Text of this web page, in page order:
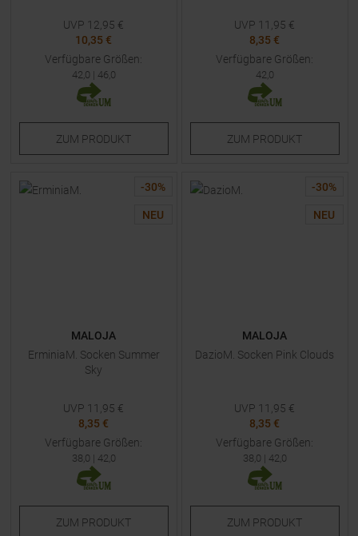
UVP 12,95 €
10,35 €
Verfügbare Größen:
42,0 | 46,0
ZUM PRODUKT
UVP 11,95 €
8,35 €
Verfügbare Größen:
42,0
ZUM PRODUKT
-30%
NEU
MALOJA
ErminiaM. Socken Summer
Sky
UVP 11,95 €
8,35 €
Verfügbare Größen:
38,0 | 42,0
ZUM PRODUKT
-30%
NEU
MALOJA
DazioM. Socken Pink Clouds
UVP 11,95 €
8,35 €
Verfügbare Größen:
38,0 | 42,0
ZUM PRODUKT